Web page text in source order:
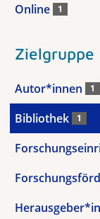
Online 1
Zielgruppe
Autor*innen 1
Bibliothek 1